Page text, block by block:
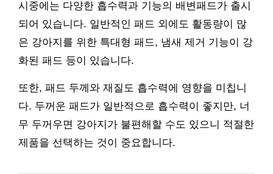
시중에는 다양한 흡수력과 기능의 배변패드가 출시
되어 있습니다. 일반적인 패드 외에도 활동량이 많
은 강아지를 위한 특대형 패드, 냄새 제거 기능이 강
화된 패드 등이 있습니다.
또한, 패드 두께와 재질도 흡수력에 영향을 미칩니
다. 두꺼운 패드가 일반적으로 흡수력이 좋지만, 너
무 두꺼우면 강아지가 불편해할 수도 있으니 적절한
제품을 선택하는 것이 중요합니다.